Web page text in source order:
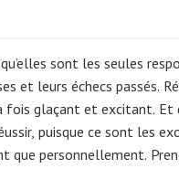
sont les seules
et leurs échecs passés.
fois glaçant et excitant. Et
puisque ce sont les
que personnellement.